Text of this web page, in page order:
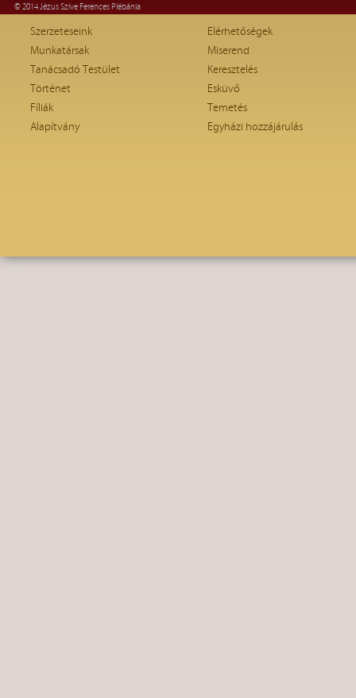
© 2014 Jézus Szíve Ferences Plébánia
Szerzeteseink
Munkatársak
Tanácsadó Testület
Történet
Fíliák
Alapítvány
Elérhetőségek
Miserend
Keresztelés
Esküvő
Temetés
Egyházi hozzájárulás